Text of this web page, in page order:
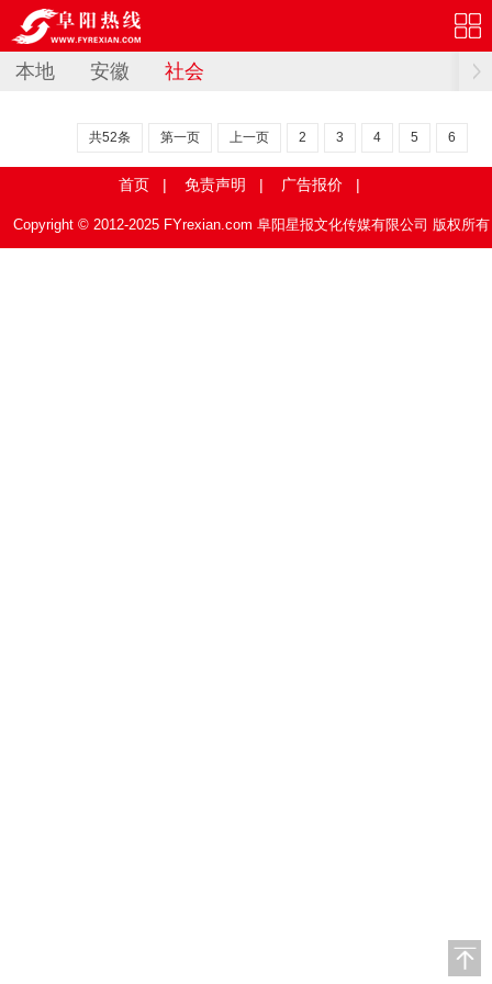
本地 安徽 社会
共52条 第一页 上一页 2 3 4 5 6
首页 | 免责声明 | 广告报价 |
Copyright © 2012-2025 FYrexian.com 阜阳星报文化传媒有限公司 版权所有
皖ICP备12020720号-1